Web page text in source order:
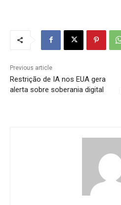
Previous article
Restrição de IA nos EUA gera
alerta sobre soberania digital